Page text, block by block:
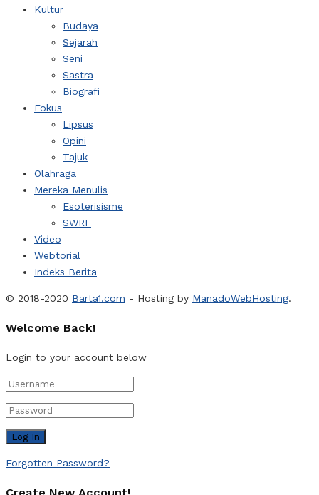
Kultur
Budaya
Sejarah
Seni
Sastra
Biografi
Fokus
Lipsus
Opini
Tajuk
Olahraga
Mereka Menulis
Esoterisisme
SWRF
Video
Webtorial
Indeks Berita
© 2018-2020 Barta1.com - Hosting by ManadoWebHosting.
Welcome Back!
Login to your account below
Forgotten Password?